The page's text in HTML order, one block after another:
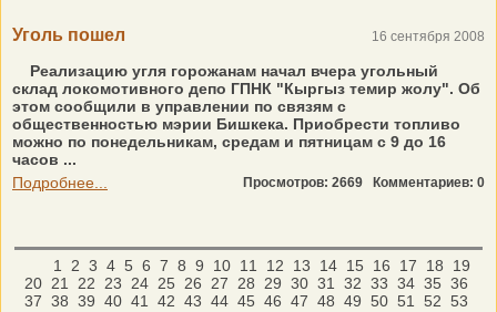
Уголь пошел 16 сентября 2008
Реализацию угля горожанам начал вчера угольный
склад локомотивного депо ГПНК "Кыргыз темир жолу". Об
этом сообщили в управлении по связям с
общественностью мэрии Бишкека. Приобрести топливо
можно по понедельникам, средам и пятницам с 9 до 16
часов ...
Подробнее...
Просмотров: 2669 Комментариев: 0
1 2 3 4 5 6 7 8 9 10 11 12 13 14 15 16 17 18
19
20 21 22 23 24 25 26 27 28 29 30 31 32 33 34 35 36
37 38 39 40 41 42 43 44 45 46 47 48 49 50 51 52 53